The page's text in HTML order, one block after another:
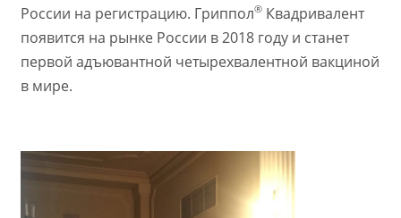
России на регистрацию. Гриппол®Квадривалент
появится на рынке России в 2018 году и станет
первой адъювантной четырехвалентной вакциной
в мире.